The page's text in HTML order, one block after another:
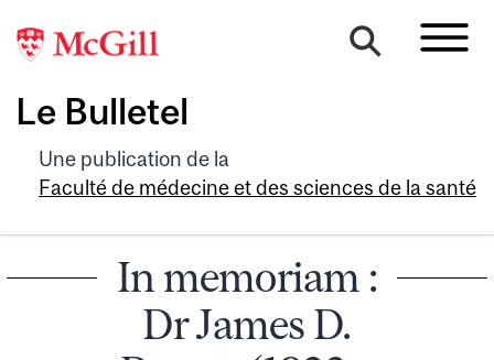
Le Bulletel
Une publication de la
Faculté de médecine et des sciences de la santé
In memoriam :
Dr James D.